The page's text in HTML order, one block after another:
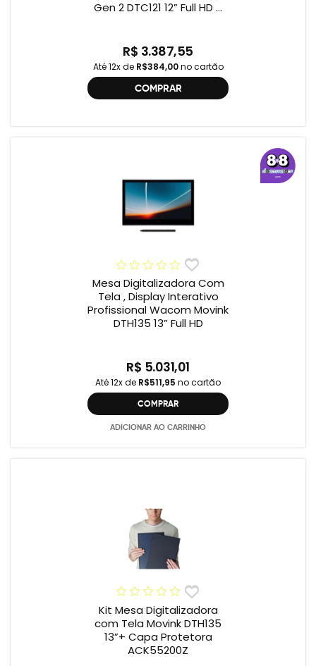
Gen 2 DTC121 12” Full HD +
DTH134W,
R$ 3.387,55
Até 12x de R$384,00no cartão
COMPRAR
Mesa Digitalizadora Com
Tela , Display Interativo
Profissional Wacom Movink
DTH135 13” Full HD
R$ 5.031,01
Até 12x de R$511,95 no cartão
COMPRAR
ADICIONAR AO CARRINHO
Kit Mesa Digitalizadora
com Tela Movink DTH135
13”+ Capa Protetora
ACK55200Z